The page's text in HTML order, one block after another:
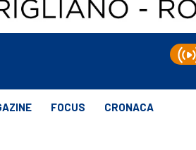
FOCUS CRONACA